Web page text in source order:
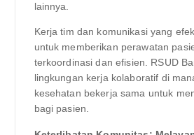
lainnya.
Kerja tim dan komunikasi yang
untuk memberikan perawatan
terkoordinasi dan efisien. RSUD
lingkungan kerja kolaboratif di
kesehatan bekerja sama untuk
bagi pasien.